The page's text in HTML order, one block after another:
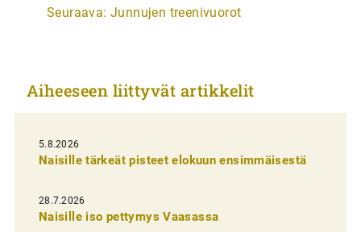
t
k
e
l
i
e
n
Seuraava: Junnujen treenivuorot
Aiheeseen liittyvät artikkelit
5.8.2026
Naisille tärkeät pisteet elokuun ensimmäisestä
28.7.2026
Naisille iso pettymys Vaasassa